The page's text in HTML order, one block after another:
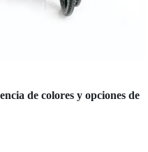
de colores y opciones de